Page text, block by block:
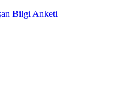
Bilgi Anketi